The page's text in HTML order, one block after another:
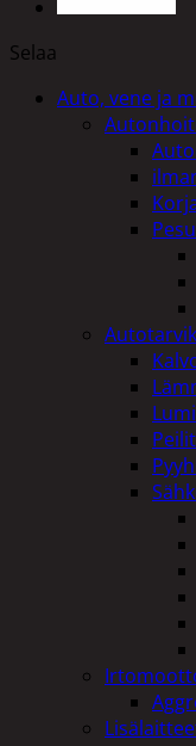
Selaa
Auto, vene ja
Pesu
Peilit